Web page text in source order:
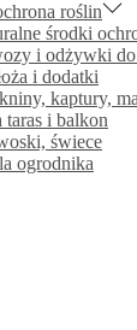
roślin
środki
i odżywki
i dodatki
kaptury,
taras i balkon
świece
ogrodnika